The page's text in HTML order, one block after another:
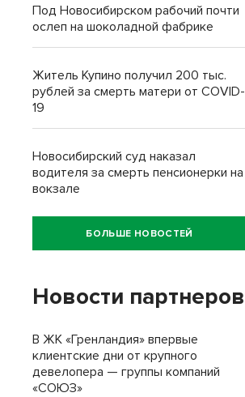
Под Новосибирском рабочий почти
ослеп на шоколадной фабрике
Житель Купино получил 200 тыс.
рублей за смерть матери от COVID-
19
Новосибирский суд наказал
водителя за смерть пенсионерки на
вокзале
БОЛЬШЕ НОВОСТЕЙ
Новости партнеров
В ЖК «Гренландия» впервые
клиентские дни от крупного
девелопера — группы компаний
«СОЮЗ»